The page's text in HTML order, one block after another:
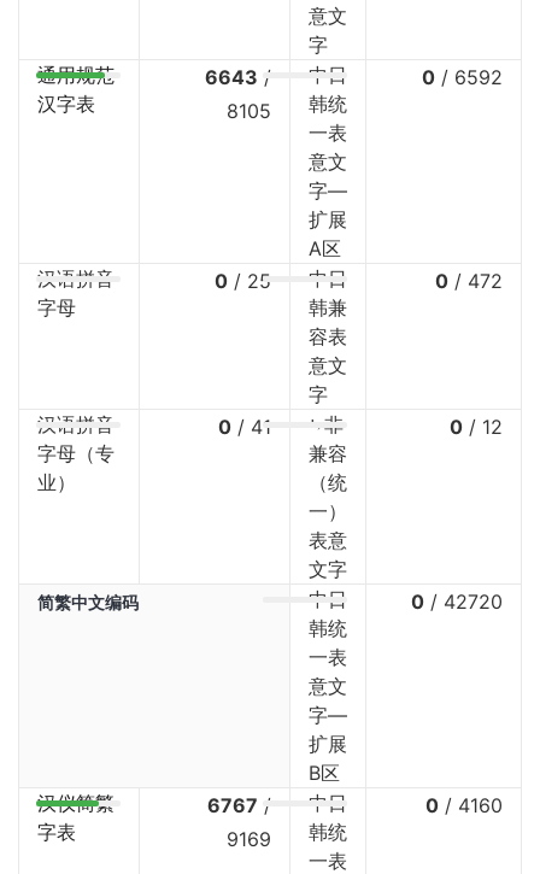
意文
字
通用规范
汉字表
6643 /
8105
中日
韩统
一表
意文
字—
扩展
A区
0 / 6592
汉语拼音
字母
0 / 25
中日
韩兼
容表
意文
字
0 / 472
汉语拼音
字母（专
业）
0 / 41
⤷非
兼容
（统
一）
表意
文字
0 / 12
简繁中文编码
中日
韩统
一表
意文
字—
扩展
B区
0 / 42720
汉仪简繁
字表
6767 /
9169
中日
韩统
一表
0 / 4160